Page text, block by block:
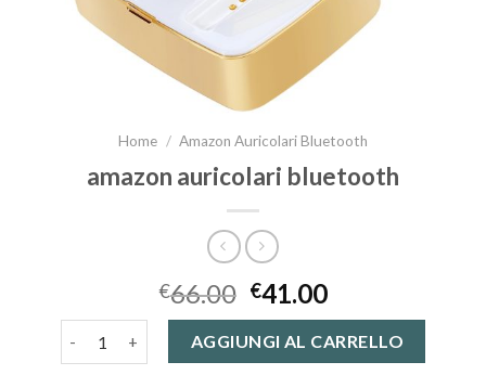
Home / Amazon Auricolari Bluetooth
amazon auricolari bluetooth
€66.00 €41.00
amazon auricolari bluetooth quantità
AGGIUNGI AL CARRELLO